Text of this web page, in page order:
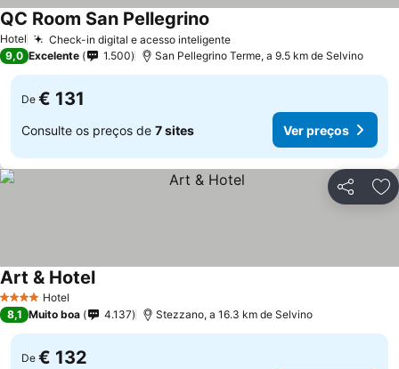
Hotel Check-in digital e acesso inteligente
QC Room San Pellegrino
9,0 Excelente 1.500 San Pellegrino Terme, a 9.5 km de Selvino
De € 131
Consulte os preços de 7 sites Ver preços
Partilhar
4 EstrelasHotel
Art & Hotel
8,1 Muito boa 4.137 Stezzano, a 16.3 km de Selvino
De € 132